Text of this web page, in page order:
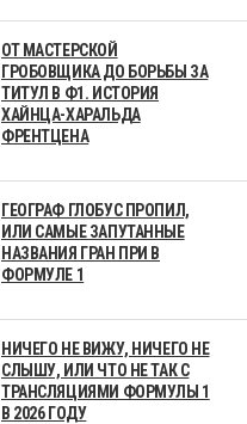
ОТ МАСТЕРСКОЙ
ГРОБОВЩИКА ДО БОРЬБЫ ЗА
ТИТУЛ В Ф1. ИСТОРИЯ
ХАЙНЦА-ХАРАЛЬДА
ФРЕНТЦЕНА
ГЕОГРАФ ГЛОБУС ПРОПИЛ,
ИЛИ САМЫЕ ЗАПУТАННЫЕ
НАЗВАНИЯ ГРАН ПРИ В
ФОРМУЛЕ 1
НИЧЕГО НЕ ВИЖУ, НИЧЕГО НЕ
СЛЫШУ, ИЛИ ЧТО НЕ ТАК С
ТРАНСЛЯЦИЯМИ ФОРМУЛЫ 1
В 2026 ГОДУ